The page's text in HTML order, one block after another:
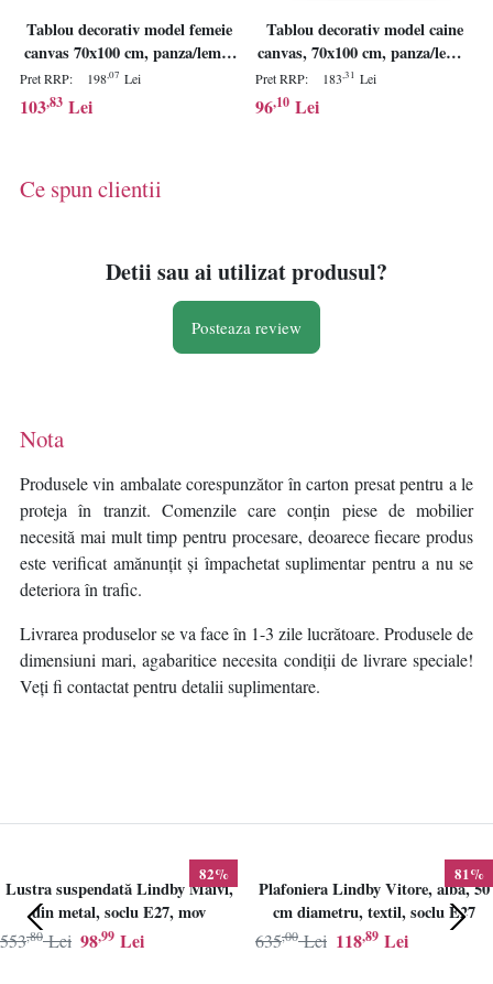
Tablou decorativ model femeie
canvas 70x100 cm, panza/lemn,
multicolor - Verificat A · Re-
Pret RRP: 198,07 Lei
103,83 Lei
Tablou decorativ model caine
canvas, 70x100 cm, panza/lemn,
multicolor - Verificat A · Re-
Pret RRP: 183,31 Lei
96,10 Lei
Ce spun clientii
Detii sau ai utilizat produsul?
Posteaza review
Nota
Produsele vin ambalate corespunzător în carton presat pentru a le
proteja în tranzit. Comenzile care conțin piese de mobilier
necesită mai mult timp pentru procesare, deoarece fiecare produs
este verificat amănunțit și împachetat suplimentar pentru a nu se
deteriora în trafic.
Livrarea produselor se va face în 1-3 zile lucrătoare. Produsele de
dimensiuni mari, agabaritice necesita condiții de livrare speciale!
Veți fi contactat pentru detalii suplimentare.
82%
Lustra suspendată Lindby Maivi,
din metal, soclu E27, mov
98,99 Lei
553,80 Lei
81%
Plafoniera Lindby Vitore, alba, 50
cm diametru, textil, soclu E27
118,89 Lei
635,00 Lei